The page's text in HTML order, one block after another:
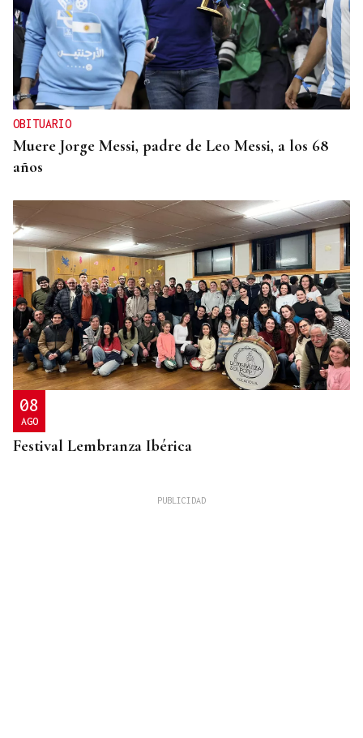
OBITUARIO
Muere Jorge Messi, padre de Leo Messi, a los 68
años
08
AGO
Festival Lembranza Ibérica